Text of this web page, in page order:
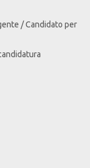
/ Candidato per